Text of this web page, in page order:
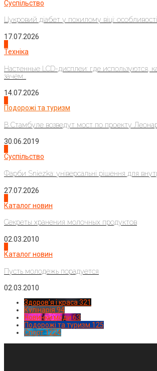
Суспільство
Цукровий діабет у похилому віці:
17.07.2026
Техніка
Настенные LCD-дисплеи: где используются,
зачем...
14.07.2026
Подорожі та туризм
В Стамбуле возведут мост по проекту
30.06.2019
Суспільство
Фарби Sniezka: універсальні рішення для
27.07.2026
Каталог новин
Секреты хранения молочных продуктов
02.03.2010
Каталог новин
Пусть молодежь порадуется
02.03.2010
Здоров'я і краса 321
Кулінарія 94
Новинки моди 63
Подорожі та туризм 125
Спорт1224